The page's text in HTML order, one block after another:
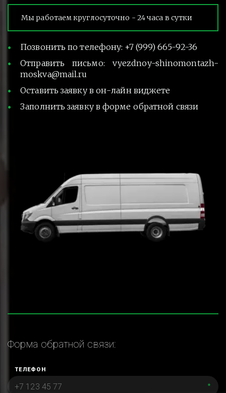
Мы работаем круглосуточно - 24 часа в сутки
Позвонить по телефону: +7 (999) 665-92-36
Отправить письмо: vyezdnoy-shinomontazh-
moskva@mail.ru
Оставить заявку в он-лайн виджете
Заполнить заявку в форме обратной связи
Форма обратной связи:
ТЕЛЕФОН
*